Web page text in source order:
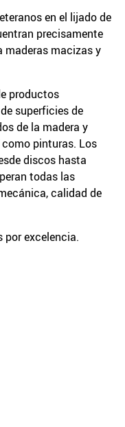
en el lijado de
precisamente
maderas macizas y
productos
superficies de
de la madera y
pinturas. Los
discos hasta
todas las
calidad de
por excelencia.